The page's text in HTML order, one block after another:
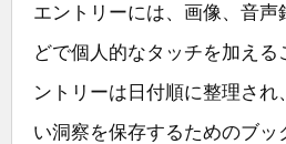
エントリーには、画像、音声
どで個人的なタッチを加える
ントリーは日付順に整理され
い洞察を保存するためのブッ